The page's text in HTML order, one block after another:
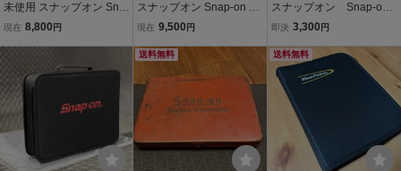
未使用 スナップオン Sna
p-on 緩衝材入り メタルケ
現在 8,800 円
スナップオン Snap-on メ
タルケース KRA104 ツー
れ メタルボックス
現在 9,500 円
スナップオン Snap-on
工具箱用キーシリンダー
プパーツ ブラック
即決 3,300 円
送料無料 送料無料